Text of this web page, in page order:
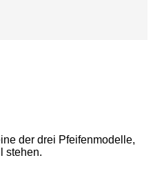
der drei Pfeifenmodelle,
stehen.